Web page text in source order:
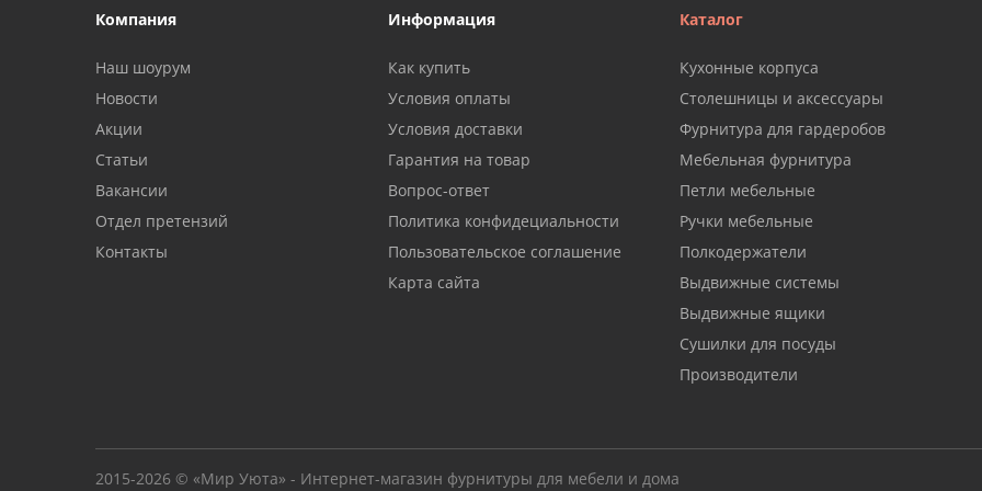
Компания
Наш шоурум
Новости
Акции
Статьи
Вакансии
Отдел претензий
Контакты
Информация
Как купить
Условия оплаты
Условия доставки
Гарантия на товар
Вопрос-ответ
Политика конфидециальности
Пользовательское соглашение
Карта сайта
Каталог
Кухонные корпуса
Столешницы и аксессуары
Фурнитура для гардеробов
Мебельная фурнитура
Петли мебельные
Ручки мебельные
Полкодержатели
Выдвижные системы
Выдвижные ящики
Сушилки для посуды
Производители
2015-2026 © «Мир Уюта» - Интернет-магазин фурнитуры для мебели и дома